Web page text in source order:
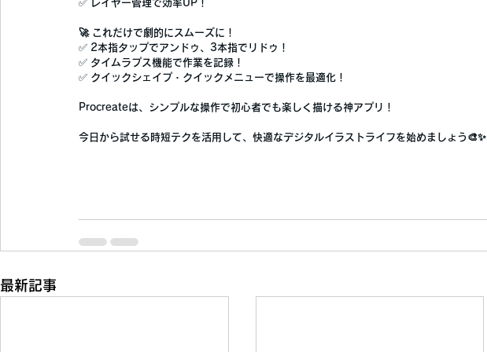
✅ レイヤー管理で効率UP！
🚀 これだけで劇的にスムーズに！
✅ 2本指タップでアンドゥ、3本指でリドゥ！
✅ タイムラプス機能で作業を記録！
✅ クイックシェイプ・クイックメニューで操作を最適化！
Procreateは、 シンプルな操作で初心者でも楽しく描ける神アプリ！
今日から試せる時短テクを活用して、快適なデジタルイラストライフを始めましょう🎨✨
最新記事